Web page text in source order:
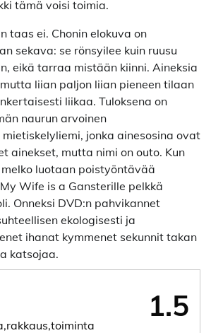
tämä voisi toimia.
taas ei. Chonin elokuva on
sekava: se rönsyilee kuin ruusu
eikä tarraa mistään kiinni. Aineksia
liian paljon liian pieneen tilaan
liikaa. Tuloksena on
naurun arvoinen
mietiskelyliemi, jonka ainesosina ovat
ainekset, mutta nimi on outo. Kun
luotaan poistyöntävää
Wife is a Gansterille pelkkä
Onneksi DVD:n pahvikannet
ekologisesti ja
ihanat kymmenet sekunnit takan
katsojaa.
1.5